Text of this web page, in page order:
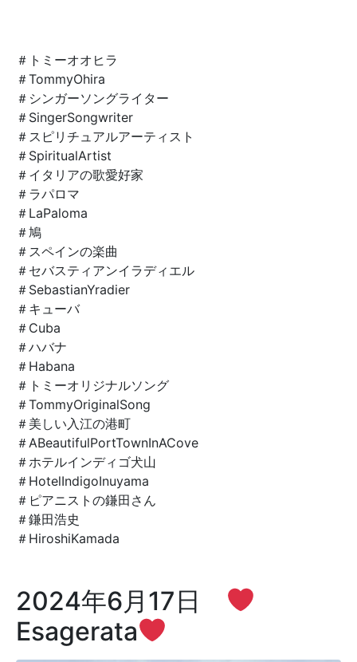
＃トミーオオヒラ
＃TommyOhira
＃シンガーソングライター
＃SingerSongwriter
＃スピリチュアルアーティスト
＃SpiritualArtist
＃イタリアの歌愛好家
＃ラパロマ
＃LaPaloma
＃鳩
＃スペインの楽曲
＃セバスティアンイラディエル
＃SebastianYradier
＃キューバ
＃Cuba
＃ハバナ
＃Habana
＃トミーオリジナルソング
＃TommyOriginalSong
＃美しい入江の港町
＃ABeautifulPortTownInACove
＃ホテルインディゴ犬山
＃HotelIndigoInuyama
＃ピアニストの鎌田さん
＃鎌田浩史
＃ HiroshiKamada
2024年6月17日
Esagerata